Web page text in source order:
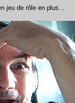
jeu de rôle en plus...